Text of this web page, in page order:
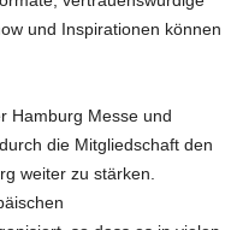
und Inspirationen können
Hamburg Messe und
die Mitgliedschaft den
weiter zu stärken.